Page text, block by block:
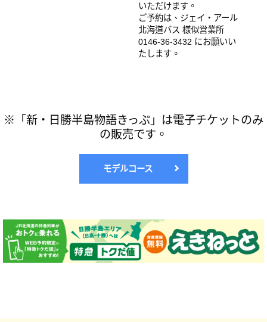
いただけます。
ご予約は、ジェイ・アール
北海道バス 様似営業所
0146-36-3432 にお願いい
たします。
※「新・日勝半島物語きっぷ」は電子チケットのみ
の販売です。
モデルコース